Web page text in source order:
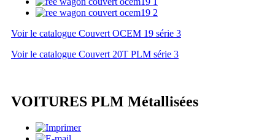
Voir le catalogue Couvert OCEM 19 série 3
Voir le catalogue Couvert 20T PLM série 3
VOITURES PLM Métallisées